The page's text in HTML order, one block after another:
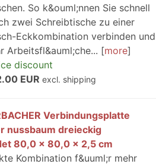
So k&ouml;nnen Sie schnell
zwei Schreibtische zu einer
Eckkombination verbinden und
Arbeitsfl&auml;che...
more
discount
EUR excl. shipping
Verbindungsplatte
nussbaum dreieckig
80,0 x 80,0 x 2,5 cm
Kombination f&uuml;r mehr